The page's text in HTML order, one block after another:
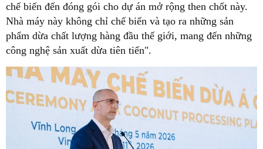
chế biến đến đóng gói cho dự án mở rộng then chốt này.
Nhà máy này không chỉ chế biến và tạo ra những sản
phẩm dừa chất lượng hàng đầu thế giới, mang đến những
công nghệ sản xuất dừa tiên tiến".